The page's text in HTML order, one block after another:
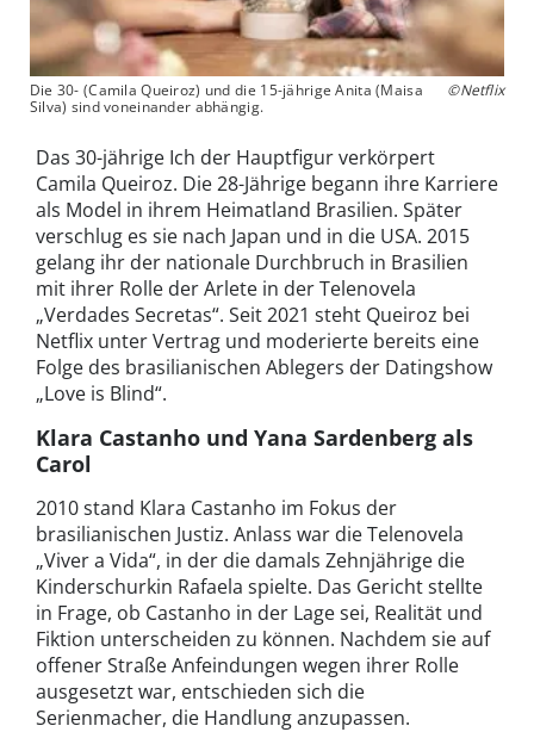
Die 30- (Camila Queiroz) und die 15-jährige Anita (Maisa
Silva) sind voneinander abhängig.
©Netflix
Das 30-jährige Ich der Hauptfigur verkörpert
Camila Queiroz. Die 28-Jährige begann ihre Karriere
als Model in ihrem Heimatland Brasilien. Später
verschlug es sie nach Japan und in die USA. 2015
gelang ihr der nationale Durchbruch in Brasilien
mit ihrer Rolle der Arlete in der Telenovela
„Verdades Secretas“. Seit 2021 steht Queiroz bei
Netflix unter Vertrag und moderierte bereits eine
Folge des brasilianischen Ablegers der Datingshow
„Love is Blind“.
Klara Castanho und Yana Sardenberg als
Carol
2010 stand Klara Castanho im Fokus der
brasilianischen Justiz. Anlass war die Telenovela
„Viver a Vida“, in der die damals Zehnjährige die
Kinderschurkin Rafaela spielte. Das Gericht stellte
in Frage, ob Castanho in der Lage sei, Realität und
Fiktion unterscheiden zu können. Nachdem sie auf
offener Straße Anfeindungen wegen ihrer Rolle
ausgesetzt war, entschieden sich die
Serienmacher, die Handlung anzupassen.